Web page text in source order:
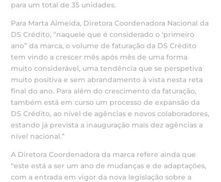
para um total de 35 unidades.
Para Marta Almeida, Diretora Coordenadora Nacional da
DS Crédito, “naquele que é considerado o ‘primeiro
ano” da marca, o volume de faturação da DS Crédito
tem vindo a crescer mês após mês de uma forma
muito considerável, uma tendência que se perspetiva
muito positiva e sem abrandamento à vista nesta reta
final do ano. Para além do crescimento da faturação,
também está em curso um processo de expansão da
DS Crédito, ao nível de agências e novos colaboradores,
estando já prevista a inauguração mais dez agências a
nível nacional.”
A Diretora Coordenadora da marca refere ainda que
“este está a ser um ano de mudanças e de adaptações,
com a entrada em vigor da nova legislação sobre a